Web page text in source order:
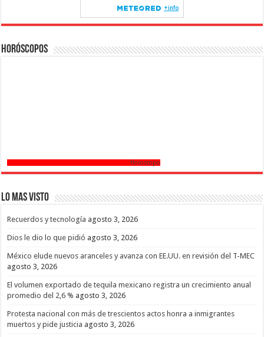
Horóscopos
Horoscopo
Lo mas Visto
Recuerdos y tecnología agosto 3, 2026
Dios le dio lo que pidió agosto 3, 2026
México elude nuevos aranceles y avanza con EE.UU. en revisión del T-MEC
agosto 3, 2026
El volumen exportado de tequila mexicano registra un crecimiento anual
promedio del 2,6 % agosto 3, 2026
Protesta nacional con más de trescientos actos honra a inmigrantes
muertos y pide justicia agosto 3, 2026